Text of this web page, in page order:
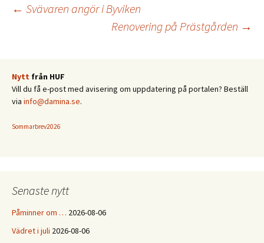
Inläggsnavigering
← Svävaren angör i Byviken
Renovering på Prästgården →
Nytt från HUF
Vill du få e-post med avisering om uppdatering på portalen? Beställ
via info@damina.se.
Sommarbrev2026
Senaste nytt
Påminner om … 2026-08-06
Vädret i juli 2026-08-06